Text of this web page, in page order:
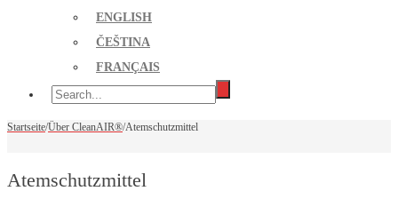
ENGLISH
ČEŠTINA
FRANÇAIS
Startseite/Über CleanAIR®/Atemschutzmittel
Atemschutzmittel